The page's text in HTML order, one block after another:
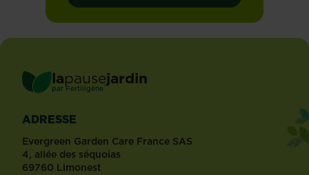
lapausejardin
par Fertiligène ®
ADRESSE
Evergreen Garden Care France SAS
4, allée des séquoias
69760 Limonest